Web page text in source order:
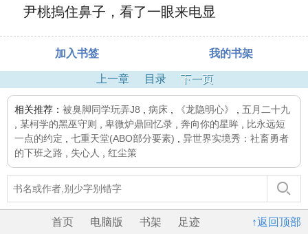
尹桃摀住鼻子，看了一眼来电显
加入书签 我的书架
上一章 目录 下一页
相关推荐： 被臭脚同学玩弄J8 病床 《龙隐明心》
五月二十九
某柯学的黑巫守则 卑微炉鼎回忆录 奔向你的星眸
比永远短
一点的约定
七重天堂(ABO部分要素)
异世界实境秀：社畜勇者
的下班之路
失心人 红尘策
↑返回顶部
首页 电脑版 书架 足迹